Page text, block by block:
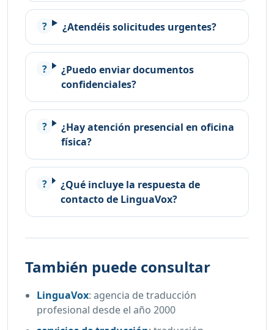
¿Atendéis solicitudes urgentes?
¿Puedo enviar documentos
confidenciales?
¿Hay atención presencial en oficina
física?
¿Qué incluye la respuesta de
contacto de LinguaVox?
También puede consultar
LinguaVox:agencia de traducción
profesional desde el año 2000